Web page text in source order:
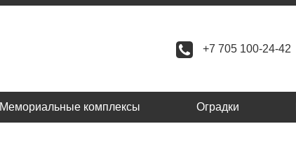
+7 705 100-24-42
Мемориальные комплексы Оградки